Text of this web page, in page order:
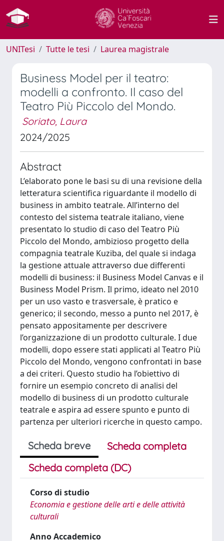
UNITesi Tutte le tesi Laurea magistrale
Business Model per il teatro:
modelli a confronto. Il caso del
Teatro Più Piccolo del Mondo.
Soriato, Laura
2024/2025
Abstract
L’elaborato pone le basi su di una revisione della
letteratura scientifica riguardante il modello di
business in ambito teatrale. All’interno del
contesto del sistema teatrale italiano, viene
presentato lo studio di caso del Teatro Più
Piccolo del Mondo, ambizioso progetto della
compagnia teatrale Kuziba, del quale si indaga
la gestione attuale attraverso due differenti
modelli di business: il Business Model Canvas e il
Business Model Prism. Il primo, ideato nel 2010
per un uso vasto e trasversale, è pratico e
generico; il secondo, messo a punto nel 2017, è
pensato appositamente per descrivere
l’organizzazione di un prodotto culturale. I due
modelli, dopo essere stati applicati al Teatro Più
Piccolo del Mondo, vengono confrontati in base
a dei criteri. Questo studio ha l’obiettivo di
fornire un esempio concreto di analisi del
modello di business di un prodotto culturale
teatrale e aspira ad essere spunto e punto di
partenza per ulteriori ricerche in questo campo.
Scheda breve
Scheda completa
Scheda completa (DC)
Corso di studio
Economia e gestione delle arti e delle attività
culturali
Anno Accademico